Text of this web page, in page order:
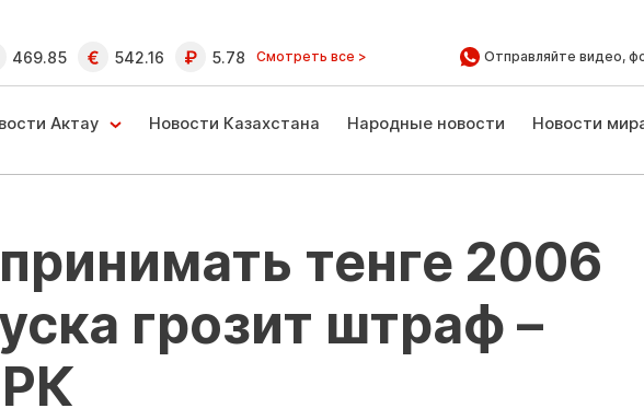
469.85 542.16 5.78 Смотреть все > Отправляйте видео,
Актау Новости Казахстана Народные новости Новости
тенге 2006
грозит штраф –